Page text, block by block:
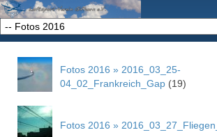
Fotos 2016 » 2016_03_25-
04_02_Frankreich_Gap (19)
Fotos 2016 »